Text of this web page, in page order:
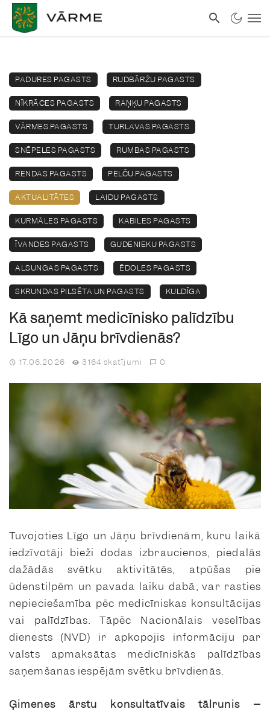
PADURES PAGASTS RUDBĀRŽU PAGASTS
NĪKRĀCES PAGASTS RAŅĶU PAGASTS
VĀRMES PAGASTS TURLAVAS PAGASTS
SNĒPELES PAGASTS RUMBAS PAGASTS
RENDAS PAGASTS PELČU PAGASTS
AKTUALITĀTES LAIDU PAGASTS
KURMĀLES PAGASTS KABILES PAGASTS
ĪVANDES PAGASTS GUDENIEKU PAGASTS
ALSUNGAS PAGASTS ĒDOLES PAGASTS
SKRUNDAS PILSĒTA UN PAGASTS KULDĪGA
Kā saņemt medicīnisko palīdzību
Līgo un Jāņu brīvdienās?
17.06.2026 3164 skatījumi 0
Tuvojoties Līgo un Jāņu brīvdienām, kuru laikā
iedzīvotāji bieži dodas izbraucienos, piedalās
dažādās svētku aktivitātēs, atpūšas pie
ūdenstilpēm un pavada laiku dabā, var rasties
nepieciešamība pēc medicīniskas konsultācijas
vai palīdzības. Tāpēc Nacionālais veselības
dienests (NVD) ir apkopojis informāciju par
valsts apmaksātas medicīniskās palīdzības
saņemšanas iespējām svētku brīvdienās.
Ģimenes ārstu konsultatīvais tālrunis –